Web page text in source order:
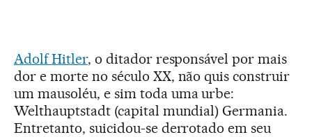
Adolf Hitler, o ditador responsável por mais
dor e morte no século XX, não quis construir
um mausoléu, e sim toda uma urbe:
Welthauptstadt (capital mundial) Germania.
Entretanto, suicidou-se derrotado em seu